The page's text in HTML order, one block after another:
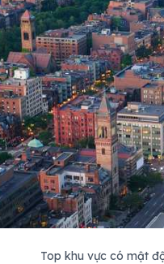
Top khu vực có mật